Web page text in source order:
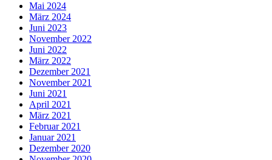
Mai 2024
März 2024
Juni 2023
November 2022
Juni 2022
März 2022
Dezember 2021
November 2021
Juni 2021
April 2021
März 2021
Februar 2021
Januar 2021
Dezember 2020